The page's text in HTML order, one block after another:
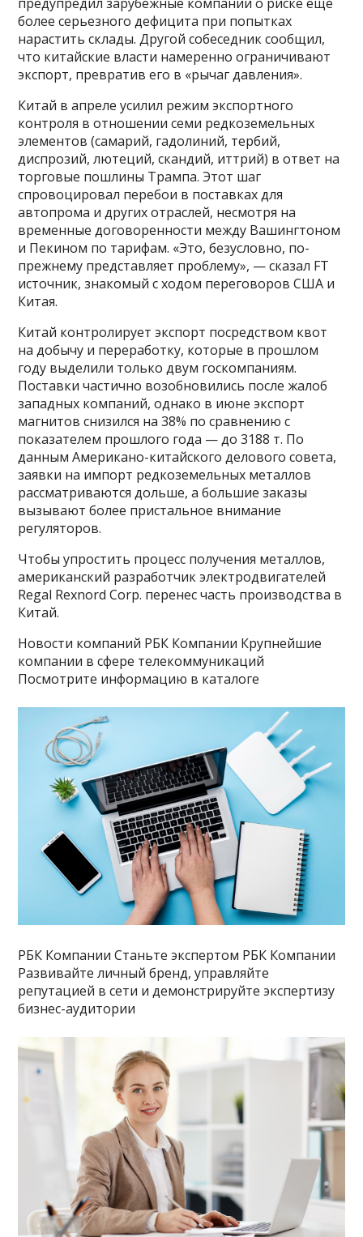
более серьезного дефицита при попытках
нарастить склады. Другой собеседник сообщил,
что китайские власти намеренно ограничивают
экспорт, превратив его в «рычаг давления».
Китай в апреле усилил режим экспортного
контроля в отношении семи редкоземельных
элементов (самарий, гадолиний, тербий,
диспрозий, лютеций, скандий, иттрий) в ответ на
торговые пошлины Трампа. Этот шаг
спровоцировал перебои в поставках для
автопрома и других отраслей, несмотря на
временные договоренности между Вашингтоном
и Пекином по тарифам. «Это, безусловно, по-
прежнему представляет проблему», — сказал FT
источник, знакомый с ходом переговоров США и
Китая.
Китай контролирует экспорт посредством квот
на добычу и переработку, которые в прошлом
году выделили только двум госкомпаниям.
Поставки частично возобновились после жалоб
западных компаний, однако в июне экспорт
магнитов снизился на 38% по сравнению с
показателем прошлого года — до 3188 т. По
данным Американо-китайского делового совета,
заявки на импорт редкоземельных металлов
рассматриваются дольше, а большие заказы
вызывают более пристальное внимание
регуляторов.
Чтобы упростить процесс получения металлов,
американский разработчик электродвигателей
Regal Rexnord Corp. перенес часть производства в
Китай.
Новости компаний РБК Компании Крупнейшие
компании в сфере телекоммуникаций
Посмотрите информацию в каталоге
РБК Компании Станьте экспертом РБК Компании
Развивайте личный бренд, управляйте
репутацией в сети и демонстрируйте экспертизу
бизнес-аудитории